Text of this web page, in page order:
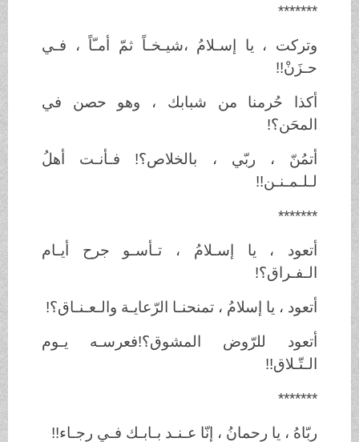
*******
وتركت ، يا إسـلامُ ،شيـخـاً ثمّ أمـّاً ، فـي
حـزَنْ!!
أكذا حُرمنا من شبابك ، وهو حصن في
المحَن؟!
أتمُنّ ، ربّي ، بالخلاص؟! فـأنـت أهلُ
لـلـمـنـن!!
*******
أتعود ، يا إسـلامُ ، تـأسـو جرح أيـام
الـفـراق؟!
أتعود ، يا إسلامُ ، تمنحنـا الرّعايـة والـعـنـاق؟!
أتعود للرّوض المشوق؟!فعرسـه يـوم
الـتّـلاق!!
*******
ربّاهُ ، يا رحمانُ ، إنّا عـنـد بـابـك فـي رجـاء!!